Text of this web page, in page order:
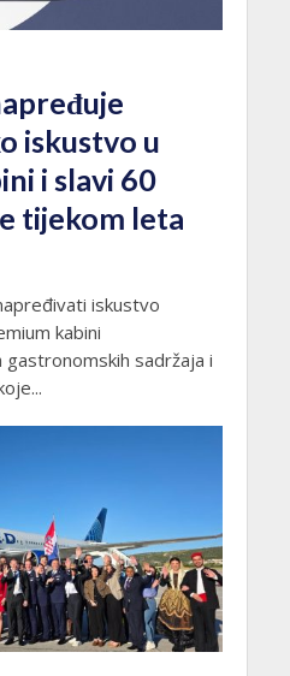
iskustvo u
i slavi 60
tijekom leta
iskustvo
kabini
sadržaja i